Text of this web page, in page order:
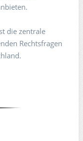
die zentrale
Rechtsfragen